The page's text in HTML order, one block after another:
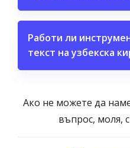
Работи ли
текст на узбекска
Ако не можете да
въпрос, моля,